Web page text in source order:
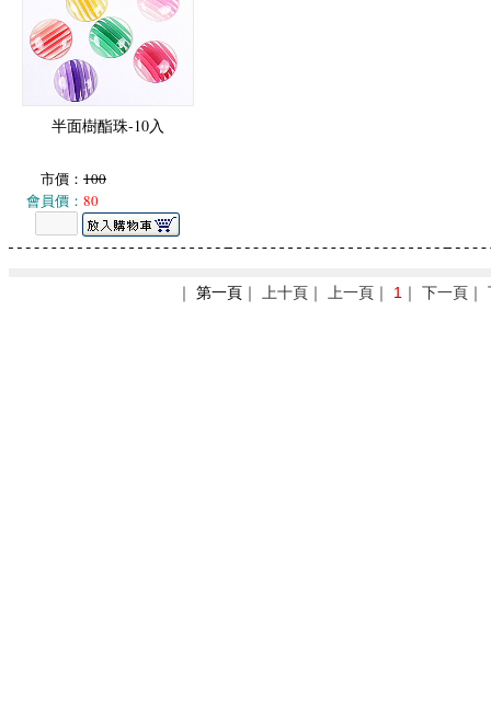
半面樹酯珠-10入
市價： 100
會員價： 80
｜ 第一頁 ｜ 上十頁｜ 上一頁｜ 1 ｜ 下一頁